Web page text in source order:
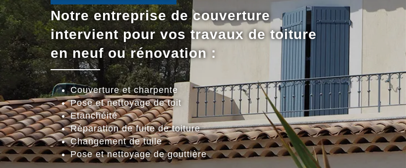
Notre entreprise de couverture
intervient pour vos travaux de toiture
en neuf ou rénovation :
Couverture et charpente
Pose et nettoyage de toit
Etanchéité
Réparation de fuite de toiture
Changement de tuile
Pose et nettoyage de gouttière